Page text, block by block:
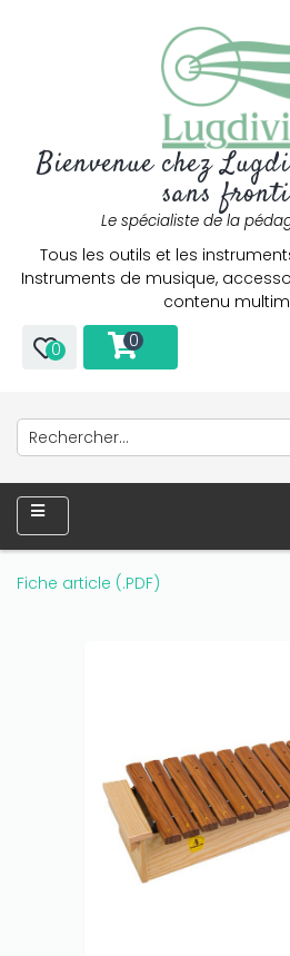
Bienvenue chez
sans
Le spécialiste de la
Tous les outils et les
Instruments de musique,
contenu
0 0
Fiche article (.PDF)